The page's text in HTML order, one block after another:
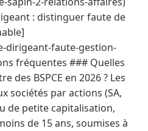
: distinguer faute de
dirigeant-faute-gestion-
fréquentes ### Quelles
des BSPCE en 2026 ? Les
sociétés par actions (SA,
de petite capitalisation,
de 15 ans, soumises à